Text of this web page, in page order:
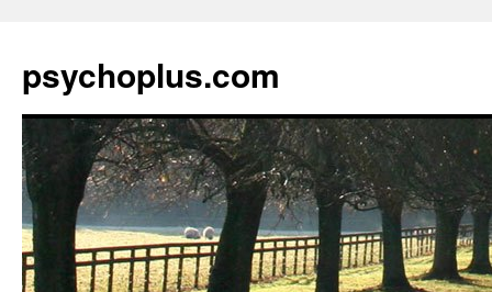
psychoplus.com